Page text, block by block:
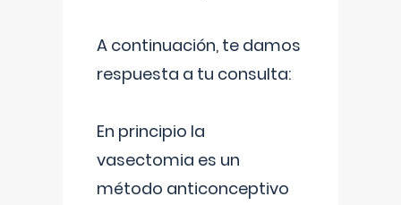
A continuación, te damos
respuesta a tu consulta:
En principio la
vasectomia es un
método anticonceptivo